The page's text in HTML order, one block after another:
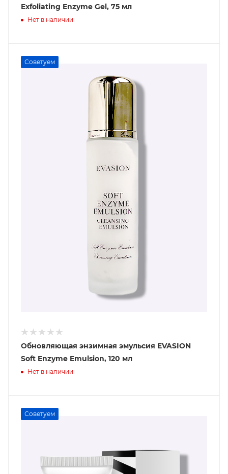
Exfoliating Enzyme Gel, 75 мл
Нет в наличии
Советуем
Обновляющая энзимная эмульсия EVASION
Soft Enzyme Emulsion, 120 мл
Нет в наличии
Советуем